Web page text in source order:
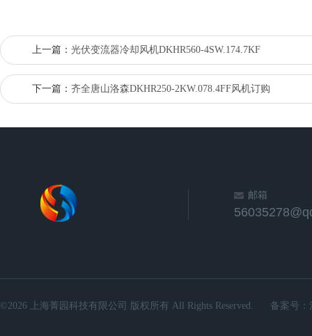
上一篇： 光伏变流器冷却风机DKHR560-4SW.174.7KF
下一篇： 齐全唐山洛森DKHR250-2KW.078.4FF风机订购
邮箱
©2026 上海菁园科技有限公司 版权所有 All Rights Reserved. 备案号：